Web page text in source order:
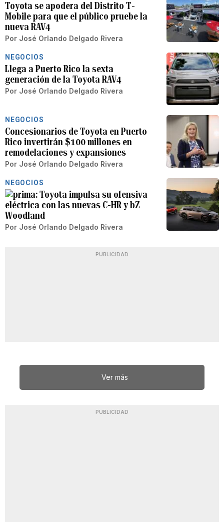
Toyota se apodera del Distrito T-
Mobile para que el público pruebe la
nueva RAV4
Por José Orlando Delgado Rivera
NEGOCIOS
Llega a Puerto Rico la sexta
generación de la Toyota RAV4
Por José Orlando Delgado Rivera
NEGOCIOS
Concesionarios de Toyota en Puerto
Rico invertirán $100 millones en
remodelaciones y expansiones
Por José Orlando Delgado Rivera
NEGOCIOS
Toyota impulsa su ofensiva
eléctrica con las nuevas C-HR y bZ
Woodland
Por José Orlando Delgado Rivera
PUBLICIDAD
Ver más
PUBLICIDAD